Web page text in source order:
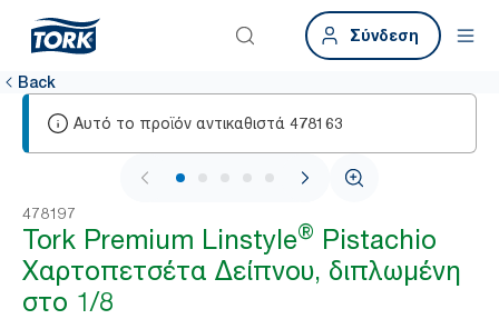
Σύνδεση
Back
Αυτό το προϊόν αντικαθιστά 478163
1 / 5
478197
Tork Premium Linstyle® Pistachio
Χαρτοπετσέτα Δείπνου, διπλωμένη
στο 1/8